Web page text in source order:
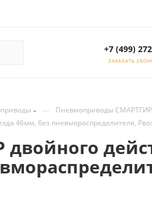
+7 (499)
ЗАКАЗАТЬ
— Пневмоприводы СМАРТГИР
46мм, без пневмораспределителя,